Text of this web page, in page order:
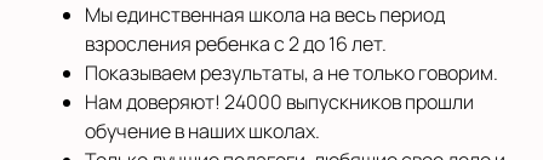
Мы единственная школа на весь период
взросления ребенка с 2 до 16 лет.
Показываем результаты, а не только говорим.
Нам доверяют! 24000 выпускников прошли
обучение в наших школах.